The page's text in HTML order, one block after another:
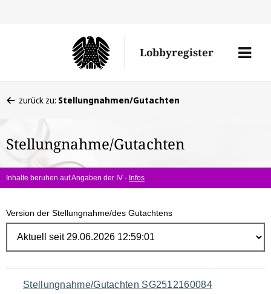
Lobbyregister
Menü
befinden
hier:
zurück zu: Stellungnahmen/Gutachten
Stellungnahme/Gutachten
Inhalte beruhen auf Angaben der IV - Infos
Version der Stellungnahme/des Gutachtens
Navigation
Stellungnahme/Gutachten SG2512160084